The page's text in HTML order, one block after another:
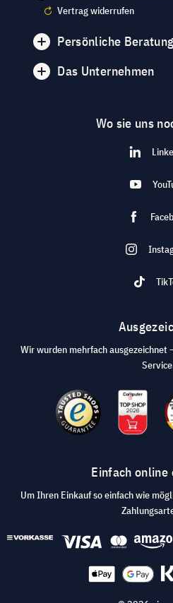
Vertrag widerrufen
Persönliche Beratung
Das Unternehmen
Wo sie uns
Wir wurden mehrfach ausgezeichnet
Einfach online
Um Ihren Einkauf so einfach wie